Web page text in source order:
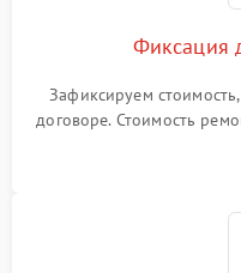
Фиксация
Зафиксируем
договоре. Стоимость